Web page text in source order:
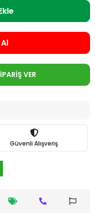
VER
Güvenli Alışveriş